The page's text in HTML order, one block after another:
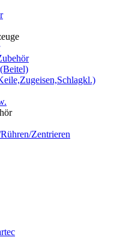
Zentrieren